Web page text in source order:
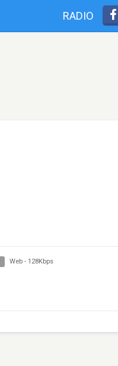
RADIO
Web - 128Kbps